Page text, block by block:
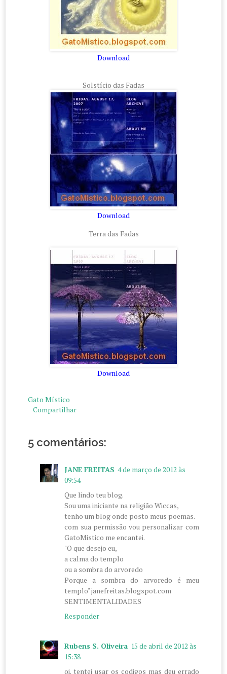
Download
Solstício das Fadas
Download
Terra das Fadas
Download
Gato Místico
Compartilhar
5 comentários:
JANE FREITAS 4 de março de 2012 às
09:54
Que lindo teu blog.
Sou uma iniciante na religião Wiccas,
tenho um blog onde posto meus poemas.
com sua permissão vou personalizar com
GatoMistico me encantei.
"O que desejo eu,
a calma do templo
ou a sombra do arvoredo
Porque a sombra do arvoredo é meu
templo" janefreitas.blogspot.com
SENTIMENTALIDADES
Responder
Rubens S. Oliveira 15 de abril de 2012 às
15:38
oi. tentei usar os codigos mas deu errado